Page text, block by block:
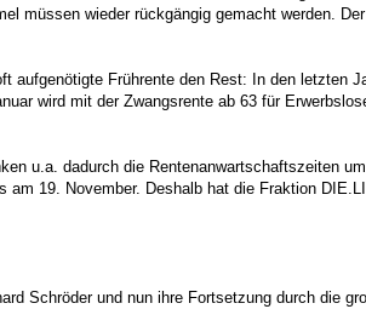
müssen wieder rückgängig gemacht werden.
aufgenötigte Frührente den Rest: In den letzten
wird mit der Zwangsrente ab 63 für
u.a. dadurch die Rentenanwartschaftszeiten
am 19. November. Deshalb hat die Fraktion
Schröder und nun ihre Fortsetzung durch die